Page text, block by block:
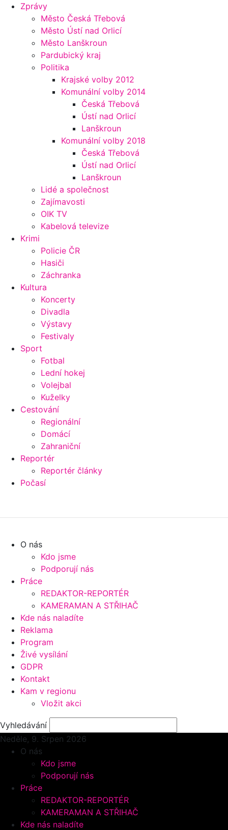
Zprávy
Město Česká Třebová
Město Ústí nad Orlicí
Město Lanškroun
Pardubický kraj
Politika
Krajské volby 2012
Komunální volby 2014
Česká Třebová
Ústí nad Orlicí
Lanškroun
Komunální volby 2018
Česká Třebová
Ústí nad Orlicí
Lanškroun
Lidé a společnost
Zajímavosti
OIK TV
Kabelová televize
Krimi
Policie ČR
Hasiči
Záchranka
Kultura
Koncerty
Divadla
Výstavy
Festivaly
Sport
Fotbal
Lední hokej
Volejbal
Kuželky
Cestování
Regionální
Domácí
Zahraniční
Reportér
Reportér články
Počasí
O nás
Kdo jsme
Podporují nás
Práce
REDAKTOR-REPORTÉR
KAMERAMAN A STŘIHAČ
Kde nás naladíte
Reklama
Program
Živé vysílání
GDPR
Kontakt
Kam v regionu
Vložit akci
Vyhledávání
Neděle, 9. Srpen 2026
O nás
Kdo jsme
Podporují nás
Práce
REDAKTOR-REPORTÉR
KAMERAMAN A STŘIHAČ
Kde nás naladíte